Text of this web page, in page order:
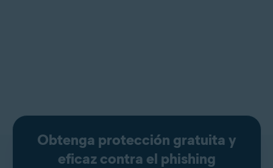
Obtenga protección gratuita y
eficaz contra el phishing